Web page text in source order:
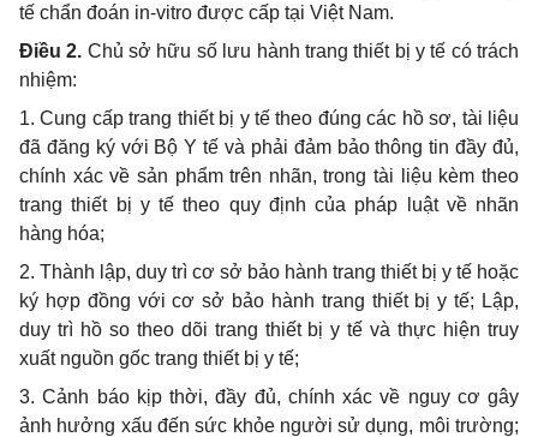
tế chẩn đoán in-vitro được cấp tại Việt Nam.
Điều 2. Chủ sở hữu số lưu hành trang thiết bị y tế có trách
nhiệm:
1. Cung cấp trang thiết bị y tế theo đúng các hồsơ, tài liệu
đã đăng ký với Bộ Y tế và phải đảm bảo thông tin đầy đủ,
chính xác về sản phẩm trên nhãn, trong tài liệu kèm theo
trang thiết bị y tế theo quy định của pháp luật về nhãn
hàng hóa;
2. Thành lập, duy trì cơ sở bảo hành trang thiết bị y tế hoặc
ký hợp đồng vớicơsở bảo hành trang thiết bị y tế; Lập,
duy trì hồ so theo dõi trang thiết bị y tế và thực hiện truy
xuất nguồn gốc trang thiết bị y tế;
3. Cảnh báo kịp thời, đầy đủ, chính xác về nguy cơ gây
ảnh hưởng xấu đến sức khỏe người sử dụng, môi trường;